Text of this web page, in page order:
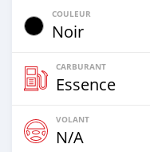
COULEUR
Noir
CARBURANT
Essence
VOLANT
N/A